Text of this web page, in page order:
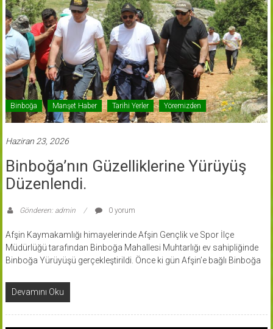
Binboğa Manşet Haber Tarihi Yerler Yöremizden
Haziran 23, 2026
Binboğa’nın Güzelliklerine Yürüyüş
Düzenlendi.
Gönderen: admin 0 yorum
Afşin Kaymakamlığı himayelerinde Afşin Gençlik ve Spor İlçe
Müdürlüğü tarafından Binboğa Mahallesi Muhtarlığı ev sahipliğinde
Binboğa Yürüyüşü gerçekleştirildi. Önce ki gün Afşin’e bağlı Binboğa
Devamını Oku